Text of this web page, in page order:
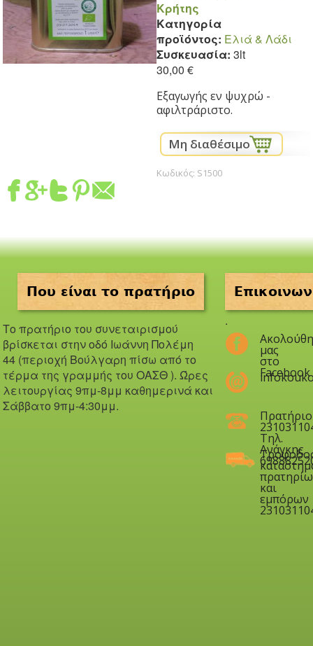
Κρήτης
Κατηγορία
προϊόντος: Eλιά & Λάδι
Συσκευασία: 3lt
30,00 €
Εξαγωγής εν ψυχρώ -
αφιλτράριστο.
Κωδικός: S1500
Που είναι το πρατήριο
Το πρατήριο του συνεταιρισμού
βρίσκεται στην οδό Iωάννη Πολέμη
44 (περιοχή Βούλγαρη πίσω από το
τέρμα της γραμμής του ΟΑΣΘ ). Ώρες
λειτουργίας 9πμ-8μμ καθημερινά και
Σάββατο 9πμ-4:30μμ.
.
μας
στο
Facebook
Πρατήριο
Τηλ.
Ανάγκης
και
εμπόρων